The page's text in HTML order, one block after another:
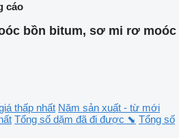
cáo
bồn bitum, sơ mi rơ moóc
thấp nhất Năm sản xuất - từ mới
Tổng số dặm đã đi được ⬊ Tổng số